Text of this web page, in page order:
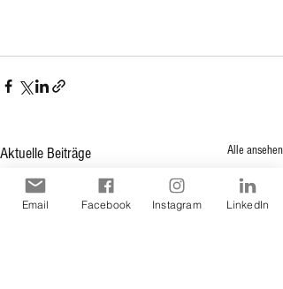
Aktuelle Beiträge Alle ansehen
Email Facebook Instagram LinkedIn